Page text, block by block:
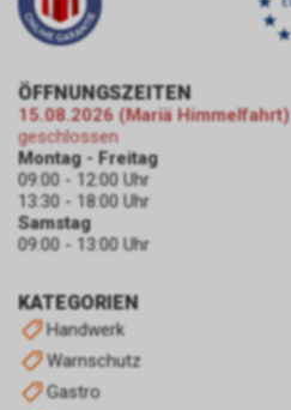
KATEGORIEN
Handwerk
Warnschutz
Gastro
ÖFFNUNGSZEITEN
15.08.2026 (Mariä Himmelfahrt)
geschlossen
Montag - Freitag
09:00 - 12:00 Uhr
13:30 - 18:00 Uhr
Samstag
09:00 - 13:00 Uhr